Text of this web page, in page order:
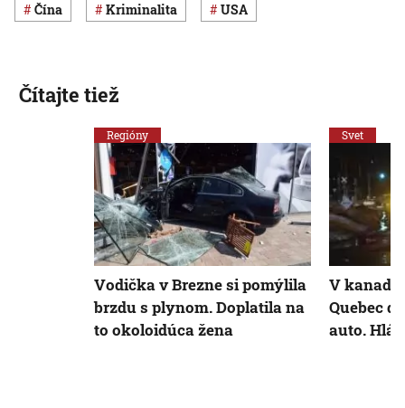
Čína Kriminalita USA
Čítajte tiež
Regióny
Vodička v Brezne si pomýlila
brzdu s plynom. Doplatila na
to okoloidúca žena
Svet
V
Quebec
auto.